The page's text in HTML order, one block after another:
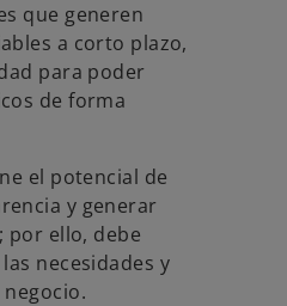
que generen
a corto plazo,
para poder
de forma
el potencial de
y generar
por ello, debe
necesidades y